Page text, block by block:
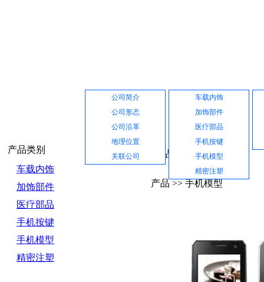
公司简介
公司形态
公司沿革
地理位置
关联公司
车载内饰
加饰部件
医疗部品
手机按键
手机模型
精密注塑
产品类别
车载内饰
加饰部件
医疗部品
手机按键
手机模型
精密注塑
产品中心
产品 >> 手机模型